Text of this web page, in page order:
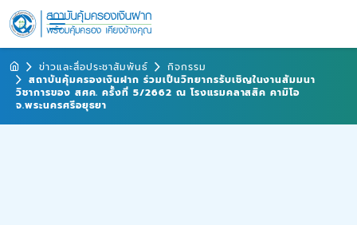
ข่าวและสื่อประชาสัมพันธ์
กิจกรรม
สถาบันคุ้มครองเงินฝาก ร่วมเป็นวิทยากรรับเชิญในงานสัมมนา
วิชาการของ สศค. ครั้งที่ 5/2662 ณ โรงแรมคลาสสิค คามิโอ
จ.พระนครศรีอยุธยา